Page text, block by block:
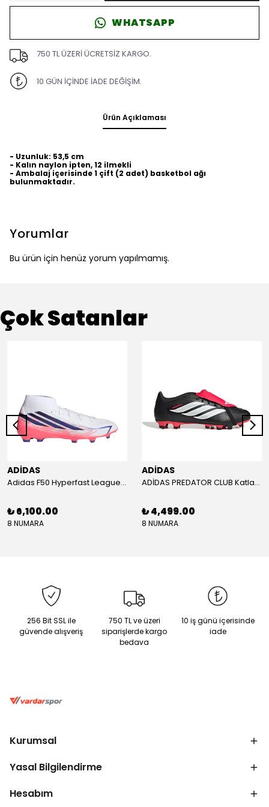
WHATSAPP
750 TL ÜZERİ ÜCRETSİZ KARGO.
10 GÜN İÇİNDE İADE DEĞİŞİM.
Ürün Açıklaması
- Uzunluk: 53,5 cm
- Kalın naylon ipten, 12 ilmekli
- Ambalaj içerisinde 1 çift (2 adet) basketbol ağı
bulunmaktadır.
Yorumlar
Bu ürün için henüz yorum yapılmamış.
Çok Satanlar
ADİDAS
Adidas F50 Hyperfast League Mid Erkek Krampon (IH7090)
₺ 6,100.00
8 NUMARA
ADİDAS
ADİDAS PREDATOR CLUB Katlanır Dilli Çim Saha/Çoklu Zemin Kramponu JR3330
₺ 4,499.00
8 NUMARA
256 Bit SSL ile
güvende alışveriş
750 TL ve üzeri
siparişlerde kargo
bedava
10 iş günü içerisinde
iade
Kurumsal
Yasal Bilgilendirme
Hesabım